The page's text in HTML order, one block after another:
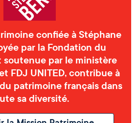
confiée à Stéphane
par la Fondation du
par le ministère
FDJ UNITED, contribue à
patrimoine français dans
sa diversité.